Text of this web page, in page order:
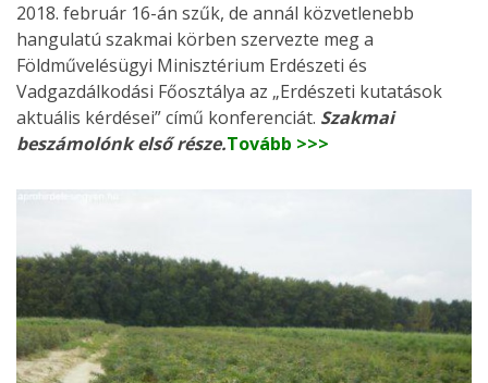
2018. február 16-án szűk, de annál közvetlenebb
hangulatú szakmai körben szervezte meg a
Földművelésügyi Minisztérium Erdészeti és
Vadgazdálkodási Főosztálya az „Erdészeti kutatások
aktuális kérdései” című konferenciát. Szakmai
beszámolónk első része.Tovább >>>